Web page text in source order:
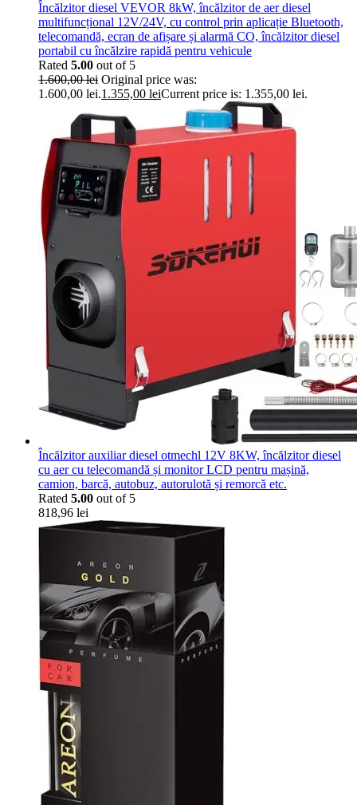
Încălzitor diesel VEVOR 8kW, încălzitor de aer diesel
multifuncțional 12V/24V, cu control prin aplicație Bluetooth,
telecomandă, ecran de afișare și alarmă CO, încălzitor diesel
portabil cu încălzire rapidă pentru vehicule
Rated 5.00 out of 5
1.600,00lei Original price was:
1.600,00 lei.1.355,00 leiCurrent price is: 1.355,00 lei.
Încălzitor auxiliar diesel otmechl 12V 8KW, încălzitor diesel
cu aer cu telecomandă și monitor LCD pentru mașină,
camion, barcă, autobuz, autorulotă și remorcă etc.
Rated 5.00 out of 5
818,96 lei